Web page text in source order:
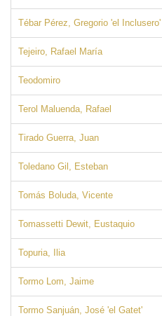
Tébar Pérez, Gregorio 'el Inclusero'
Tejeiro, Rafael María
Teodomiro
Terol Maluenda, Rafael
Tirado Guerra, Juan
Toledano Gil, Esteban
Tomás Boluda, Vicente
Tomassetti Dewit, Eustaquio
Topuria, Ilia
Tormo Lom, Jaime
Tormo Sanjuán, José 'el Gatet'